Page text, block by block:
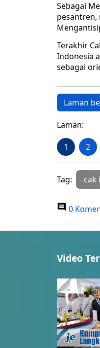
Sebagai
pesantren,
Terakhir
Indonesia
sebagai
Laman
Laman:
1 2
Tag: cak
0
Video